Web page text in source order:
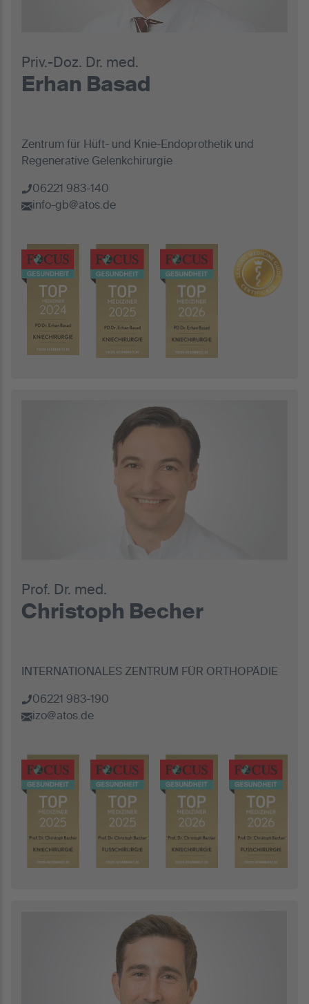
Priv.-Doz. Dr. med.
Erhan Basad
Zentrum für Hüft- und Knie-Endoprothetik und
Regenerative Gelenkchirurgie
06221 983-140
info-gb@atos.de
Prof. Dr. med.
Christoph Becher
INTERNATIONALES ZENTRUM FÜR ORTHOPÄDIE
06221 983-190
izo@atos.de